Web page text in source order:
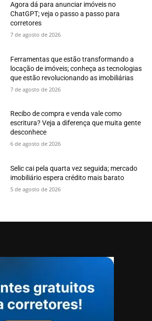
Agora dá para anunciar imóveis no
ChatGPT; veja o passo a passo para
corretores
7 de agosto de 2026
Ferramentas que estão transformando a
locação de imóveis; conheça as tecnologias
que estão revolucionando as imobiliárias
7 de agosto de 2026
Recibo de compra e venda vale como
escritura? Veja a diferença que muita gente
desconhece
6 de agosto de 2026
Selic cai pela quarta vez seguida; mercado
imobiliário espera crédito mais barato
5 de agosto de 2026